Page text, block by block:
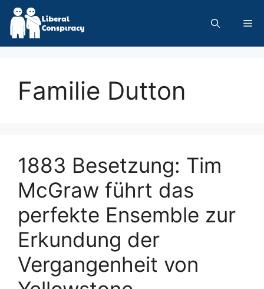
Skip
content
Familie Dutton
1883 Besetzung: Tim
McGraw führt das
perfekte Ensemble zur
Erkundung der
Vergangenheit von